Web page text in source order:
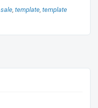
Check
sale template template